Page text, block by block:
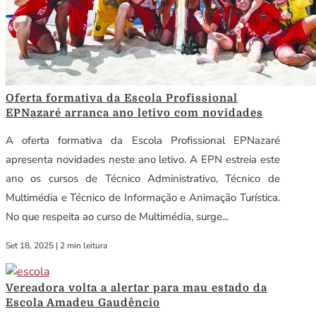
Oferta formativa da Escola Profissional
EPNazaré arranca ano letivo com novidades
A oferta formativa da Escola Profissional EPNazaré
apresenta novidades neste ano letivo. A EPN estreia este
ano os cursos de Técnico Administrativo, Técnico de
Multimédia e Técnico de Informação e Animação Turística.
No que respeita ao curso de Multimédia, surge...
Set 18, 2025 | 2 min leitura
Vereadora volta a alertar para mau estado da
Escola Amadeu Gaudêncio